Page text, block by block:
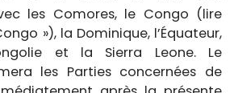
les Comores, le Congo (lire
»), la Dominique, l’Équateur,
et la Sierra Leone. Le
les Parties concernées de